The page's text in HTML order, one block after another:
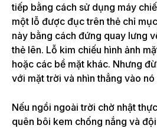
tiếp bằng cách sử dụng máy
một lỗ được đục trên thẻ chỉ
này bằng cách đứng quay lưng
thẻ lên. Lỗ kim chiếu hình ảnh
hoặc các bề mặt khác. Nhưng
với mặt trời và nhìn thẳng vào
Nếu ngồi ngoài trời chờ nhật
quên bôi kem chống nắng và